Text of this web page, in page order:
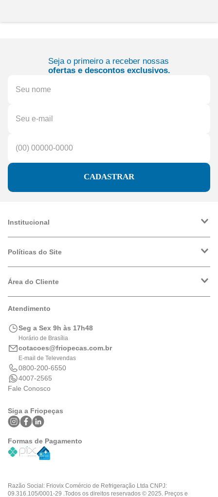
Seja o primeiro a receber nossas
ofertas e descontos exclusivos.
CADASTRAR
Institucional
Trabalhe Conosco
Políticas do Site
Política de Privacidade
Logística
Área do Cliente
Meus Pedidos
Portal de Boletos
Atendimento
Seg a Sex 9h às 17h48
Horário de Brasília
cotacoes@friopecas.com.br
E-mail de Televendas
0800-200-6550
4007-2565
Fale Conosco
Siga a Friopeças
Formas de Pagamento
Razão Social: Friovix Comércio de Refrigeração Ltda CNPJ:
09.316.105/0001-29 .Todos os direitos reservados © 2025. Preços e